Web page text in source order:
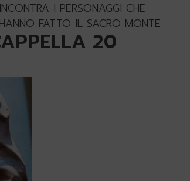
INCONTRA I PERSONAGGI CHE
HANNO FATTO IL SACRO MONTE
20